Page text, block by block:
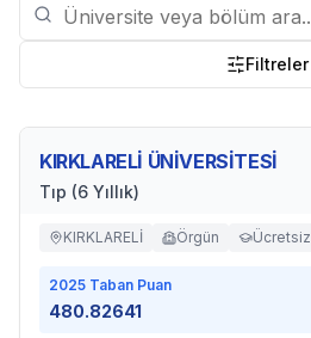
Filtreler
KIRKLARELİ ÜNİVERSİTESİ
Tıp (6 Yıllık)
KIRKLARELİ Örgün Ücretsiz
2025 Taban Puan
480.82641